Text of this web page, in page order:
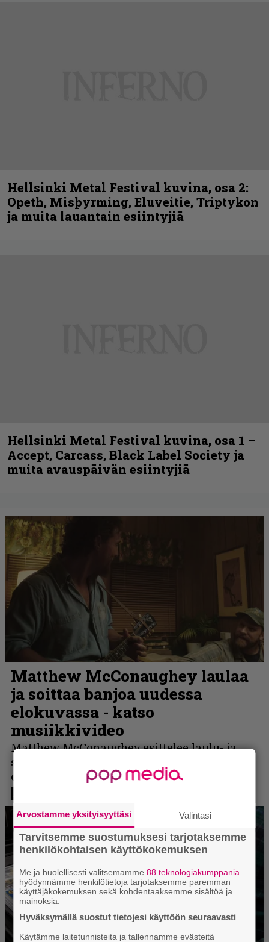
Hellsinki Metal Festival kuvina, osa 2:
Opeth, Misþyrming, Eluveitie, Triptykon
ja muita lauantain esiintyjiä
Hellsinki Metal Festival kuvina, osa 1 –
Accept, Carcass, Black Label Society ja
muita avauspäivän esiintyjiä
Arvostamme yksityisyyttäsi Valintasi
Tarvitsemme suostumuksesi tarjotaksemme
henkilökohtaisen käyttökokemuksen
Me ja huolellisesti valitsemamme88 teknologiakumppania
hyödynnämme henkilötietoja tarjotaksemme paremman
käyttäjäkokemuksen sekä kohdentaaksemme sisältöä ja
mainoksia.
Hyväksymällä suostut tietojesi käyttöön seuraavasti
Käytämme laitetunnisteita ja tallennamme evästeitä